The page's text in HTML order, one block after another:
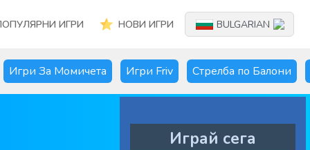
ИГРИ НОВИ ИГРИ BULGARIAN
Игри За Момичета Игри Friv Стрелба по Балони
Играй сега